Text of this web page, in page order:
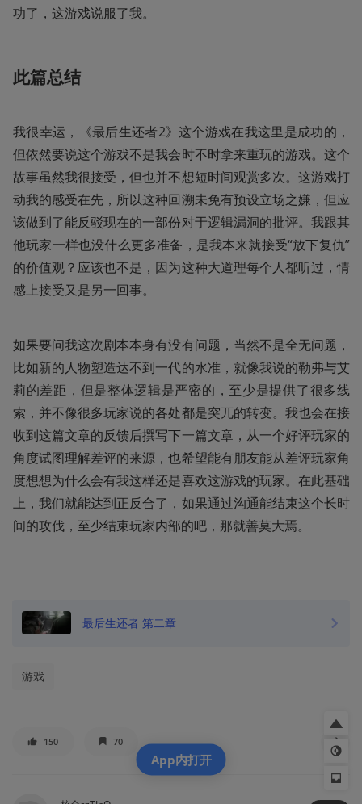
功了，这游戏说服了我。
此篇总结
我很幸运，《最后生还者2》这个游戏在我这里是成功的，
但依然要说这个游戏不是我会时不时拿来重玩的游戏。这个
故事虽然我很接受，但也并不想短时间观赏多次。这游戏打
动我的感受在先，所以这种回溯未免有预设立场之嫌，但应
该做到了能反驳现在的一部份对于逻辑漏洞的批评。我跟其
他玩家一样也没什么更多准备，是我本来就接受“放下复仇”
的价值观？应该也不是，因为这种大道理每个人都听过，情
感上接受又是另一回事。
如果要问我这次剧本本身有没有问题，当然不是全无问题，
比如新的人物塑造达不到一代的水准，就像我说的勒弗与艾
莉的差距，但是整体逻辑是严密的，至少是提供了很多线
索，并不像很多玩家说的各处都是突兀的转变。我也会在接
收到这篇文章的反馈后撰写下一篇文章，从一个好评玩家的
角度试图理解差评的来源，也希望能有朋友能从差评玩家角
度想想为什么会有我这样还是喜欢这游戏的玩家。在此基础
上，我们就能达到正反合了，如果通过沟通能结束这个长时
间的攻伐，至少结束玩家内部的吧，那就善莫大焉。
最后生还者 第二章
游戏
150 70
App内打开